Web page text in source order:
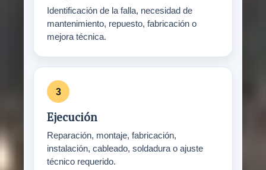
Identificación de la falla, necesidad de
mantenimiento, repuesto, fabricación o
mejora técnica.
Ejecución
Reparación, montaje, fabricación,
instalación, cableado, soldadura o ajuste
técnico requerido.